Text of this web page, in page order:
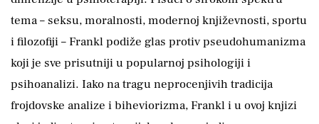
tema – seksu, moralnosti, modernoj književnosti, sportu
i filozofiji – Frankl podiže glas protiv pseudohumanizma
koji je sve prisutniji u popularnoj psihologiji i
psihoanalizi. Iako na tragu neprocenjivih tradicija
frojdovske analize i biheviorizma, Frankl i u ovoj knjizi